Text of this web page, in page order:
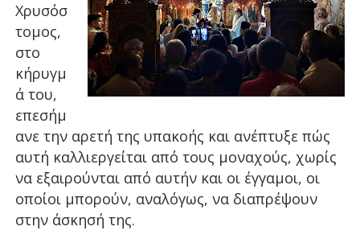
Χρυσόσ
τομος,
στο
κήρυγμ
ά του,
επεσήμ
ανε την αρετή της υπακοής και ανέπτυξε πώς
αυτή καλλιεργείται από τους μοναχούς, χωρίς
να εξαιρούνται από αυτήν και οι έγγαμοι, οι
οποίοι μπορούν, αναλόγως, να διαπρέψουν
στην άσκησή της.